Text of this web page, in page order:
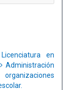
Licenciatura en
Administración